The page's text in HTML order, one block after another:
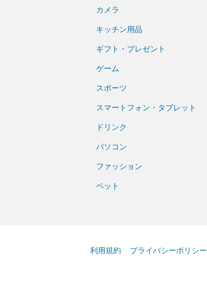
カメラ
キッチン用品
ギフト・プレゼント
ゲーム
スポーツ
スマートフォン・タブレット
ドリンク
パソコン
ファッション
ペット
利用規約 プライバシーポリシー